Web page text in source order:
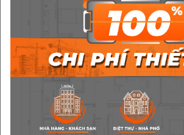
nạn lao động, hư hỏng tài sản hoặc
thứ ba. Vì vậy, bạn cần yêu cầu nhà
hiểm đầy đủ để đảm bảo an toàn cho
vệ quyền lợi của bạn trong trường hợp
6/ Kiểm soát tiến độ xây
Để đảm bảo tiến độ xây dựng và
thầu chậm tiến độ hoặc quá hạn, bạn
đồng rõ ràng và có đầy đủ các cam kết